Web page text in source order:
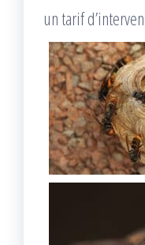
un tarif